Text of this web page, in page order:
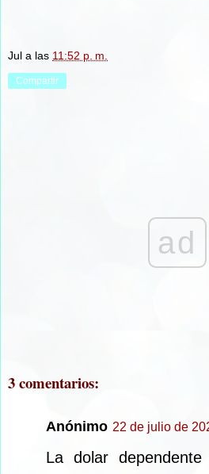
Jul a las 11:52 p. m.
Compartir
ad
3 comentarios:
Anónimo 22 de julio de
La dolar